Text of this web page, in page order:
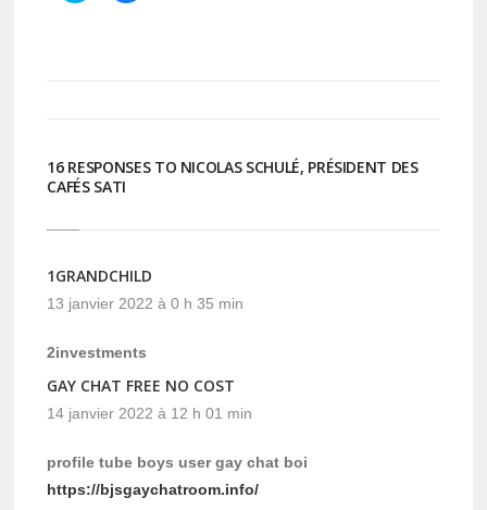
partager
16 RESPONSES TO NICOLAS SCHULÉ, PRÉSIDENT DES
CAFÉS SATI
1GRANDCHILD
13 janvier 2022 à 0 h 35 min
2investments
GAY CHAT FREE NO COST
14 janvier 2022 à 12 h 01 min
profile tube boys user gay chat boi
https://bjsgaychatroom.info/